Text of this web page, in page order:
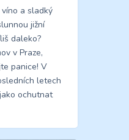
a sladký
jižní
daleko?
v Praze,
panice! V
letech
ochutnat